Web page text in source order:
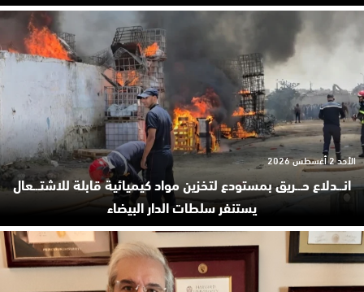
انـ.ـدلاع حـ.ـريق بمستودع لتخزين مواد كيميائية قابلة للاشتـ.ـعال
يستنفر سلطات الدار البيضاء
الأحد 2 أغسطس 2026